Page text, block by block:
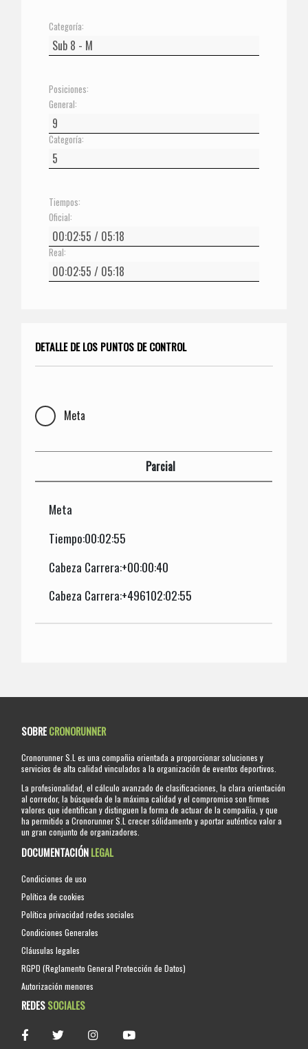
Categoría:
Posiciones:
General:
Categoría:
Tiempos:
Oficial:
Real:
DETALLE DE LOS PUNTOS DE CONTROL
Meta
Parcial
Meta
Tiempo:00:02:55
Cabeza Carrera:+00:00:40
Cabeza Carrera:+496102:02:55
SOBRECRONORUNNER
Cronorunner S.L es una compañia orientada a proporcionar soluciones y
servicios de alta calidad vinculados a la organización de eventos deportivos.
La profesionalidad, el cálculo avanzado de clasificaciones, la clara orientación
al corredor, la búsqueda de la máxima calidad y el compromiso son firmes
valores que identifican y distinguen la forma de actuar de la compañia, y que
ha permitido a Cronorunner S.L crecer sólidamente y aportar auténtico valor a
un gran conjunto de organizadores.
DOCUMENTACIÓNLEGAL
Condiciones de uso
Política de cookies
Política privacidad redes sociales
Condiciones Generales
Cláusulas legales
RGPD (Reglamento General Protección de Datos)
Autorización menores
REDESSOCIALES